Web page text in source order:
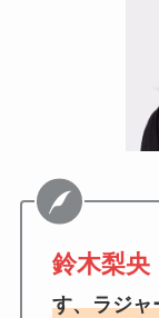
鈴木梨央
す、ラジャ